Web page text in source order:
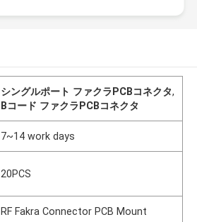
シングルポート ファクラPCBコネクタ,
Bコード ファクラPCBコネクタ
7~14 work days
20PCS
RF Fakra Connector PCB Mount